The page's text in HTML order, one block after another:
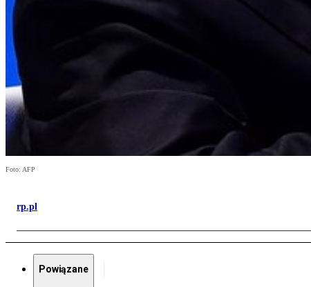
Foto: AFP
rp.pl
Powiązane